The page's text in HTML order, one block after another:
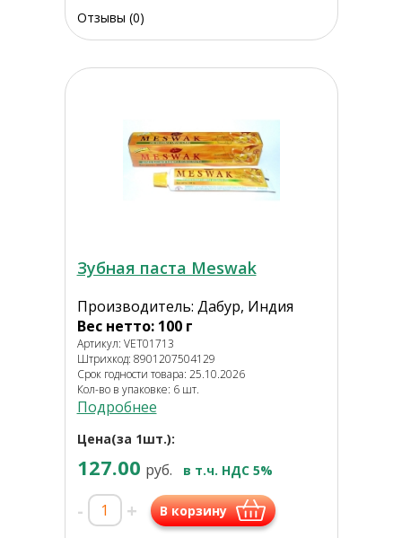
Отзывы (0)
Зубная паста Meswak
Производитель: Дабур, Индия
Вес нетто: 100 г
Артикул: VET01713
Штрихкод: 8901207504129
Срок годности товара: 25.10.2026
Кол-во в упаковке: 6 шт.
Подробнее
Цена(за 1шт.):
127.00 руб. в т.ч. НДС 5%
- + В корзину